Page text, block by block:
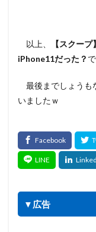
以上、
【スクー
iPhone11だった？
最後までしょうも
いましたｗ
▼広告